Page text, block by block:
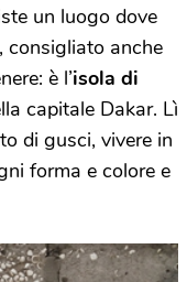
un luogo dove
consigliato anche
è l’isola di
capitale Dakar. Lì
di gusci, vivere in
forma e colore e